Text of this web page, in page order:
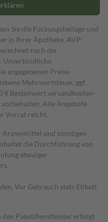
Sie die Packungsbeilage und
in Ihrer Apotheke. AVP:
nach der
Unverbindliche
angegebenen Preise
Mehrwertsteuer, ggf.
€ Bestell­wert versand­kosten­
Alle Angebote
Vorrat reicht.
Arzneimittel und sonstigen
die Durchführung von
etwaiger
Vor Gebrauch stets Etikett
den Paketdienstleister erfolgt